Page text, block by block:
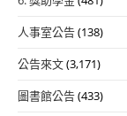
人事室公告(138)
公告來文(3,171)
圖書館公告(433)